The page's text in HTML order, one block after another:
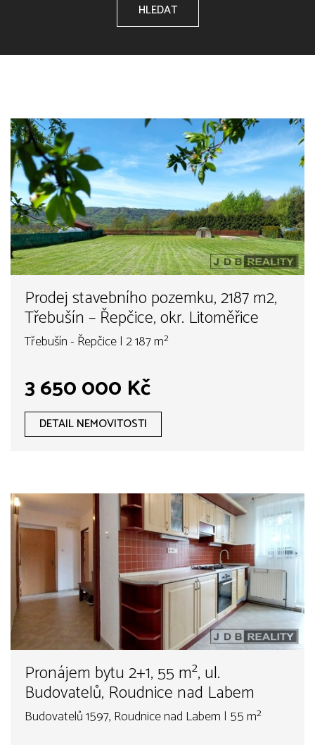
HLEDAT
Prodej stavebního pozemku, 2187 m2,
Třebušín – Řepčice, okr. Litoměřice
Třebušín - Řepčice | 2 187 m²
3 650 000 Kč
DETAIL NEMOVITOSTI
Pronájem bytu 2+1, 55 m², ul.
Budovatelů, Roudnice nad Labem
Budovatelů 1597, Roudnice nad Labem | 55 m²